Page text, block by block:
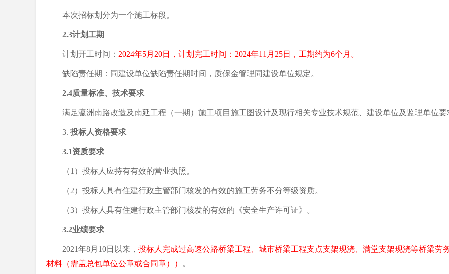
本次招标划分为一个施工标段。
2.3计划工期
计划开工时间： 2024年5月 20日，计划完工时间： 2024年11 月 25日，工期约为6个月。
缺陷责任期：同建设单位缺陷责任期时间，质保金管理同建设单位规定。
2.4质量标准、技术要求
满足瀛洲南路改造及南延工程（一期）施工项目 施工图设计及现行相关专业技术规范、建设单位及监理单位要
3. 投标人资格要求
3.1资质要求
（1）投标人应持有有效的营业执照。
（2）投标人具有住建行政主管部门核发的有效的施工劳务不分等级资质。
（3）投标人具有住建行政主管部门核发的有效的《安全生产许可证》。
3.2业绩要求
2021年8月10日以来， 投标人 完成过高速公路桥梁工程、城市桥梁工程支点支架现浇、满堂支架现浇等桥梁劳
材料（需盖总包单位公章或合同章））
。